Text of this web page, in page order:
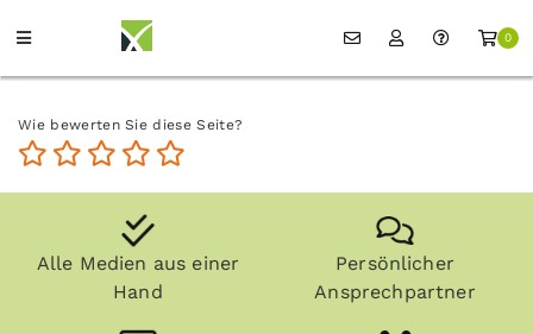
0
Wie bewerten Sie diese Seite?
Alle Medien aus einer
Hand
Persönlicher
Ansprechpartner